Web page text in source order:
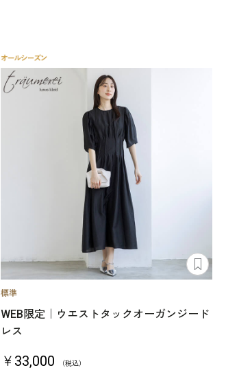
WEB限定｜ウエストタックオーガンジード
レス
￥33,000 （税込）